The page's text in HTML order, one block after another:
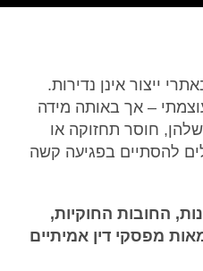
ייצור אינן נדירות.
– אך באותה מידה
חוסר תחזוקה או
להסתיים בפגיעה קשה
החובות החוקיות,
מפסקי דין אמיתיים